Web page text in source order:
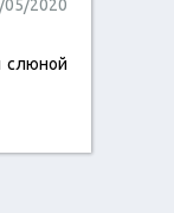
05/2020
слюной